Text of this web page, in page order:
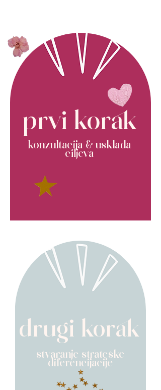
konzultacija & usklada
ciljeva
prvi korak
stvaranje strateške
diferencijacije
drugi korak